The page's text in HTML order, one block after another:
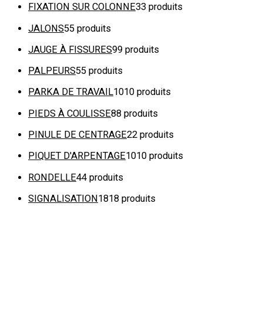
FIXATION SUR COLONNE33 produits
JALONS55 produits
JAUGE À FISSURES99 produits
PALPEURS55 produits
PARKA DE TRAVAIL1010 produits
PIEDS À COULISSE88 produits
PINULE DE CENTRAGE22 produits
PIQUET D'ARPENTAGE1010 produits
RONDELLE44 produits
SIGNALISATION1818 produits